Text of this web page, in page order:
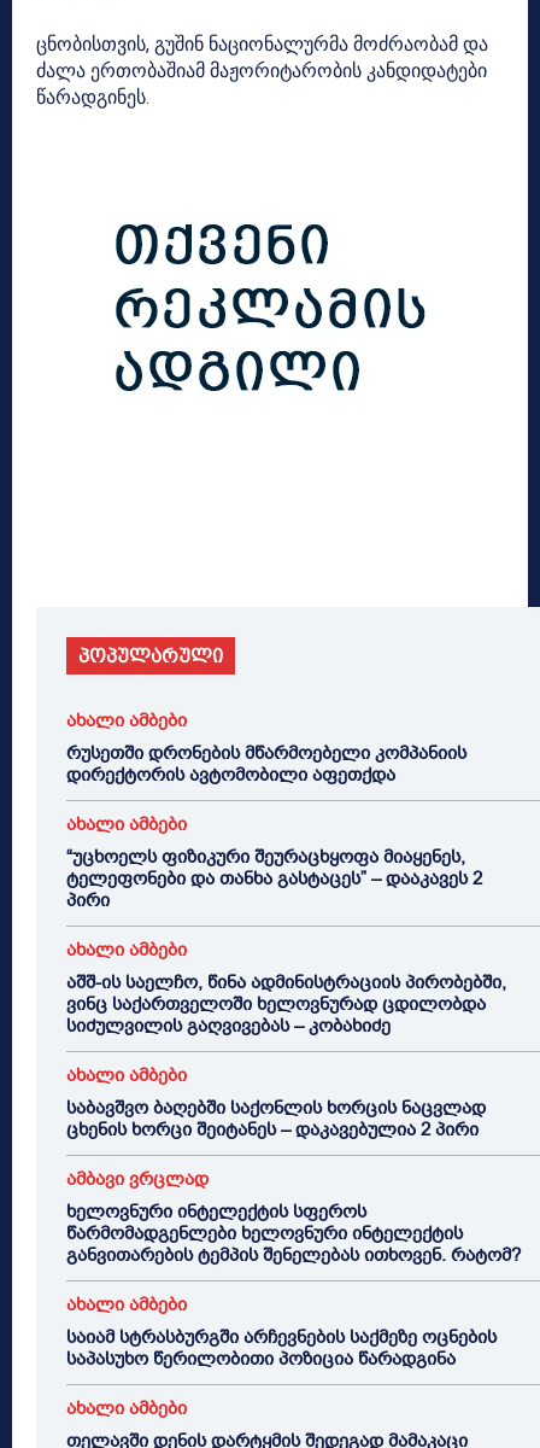
ცნობისთვის, გუშინ ნაციონალურმა მოძრაობამ და
ძალა ერთობაშიამ მაჟორიტარობის კანდიდატები
წარადგინეს.
პოპულარული
ახალი ამბები
რუსეთში დრონების მწარმოებელი კომპანიის
დირექტორის ავტომობილი აფეთქდა
ახალი ამბები
“უცხოელს ფიზიკური შეურაცხყოფა მიაყენეს,
ტელეფონები და თანხა გასტაცეს” – დააკავეს 2
პირი
ახალი ამბები
აშშ-ის საელჩო, წინა ადმინისტრაციის პირობებში,
ვინც საქართველოში ხელოვნურად ცდილობდა
სიძულვილის გაღვივებას – კობახიძე
ახალი ამბები
საბავშვო ბაღებში საქონლის ხორცის ნაცვლად
ცხენის ხორცი შეიტანეს – დაკავებულია 2 პირი
ამბავი ვრცლად
ხელოვნური ინტელექტის სფეროს
წარმომადგენლები ხელოვნური ინტელექტის
განვითარების ტემპის შენელებას ითხოვენ. რატომ?
ახალი ამბები
საიამ სტრასბურგში არჩევნების საქმეზე ოცნების
საპასუხო წერილობითი პოზიცია წარადგინა
ახალი ამბები
თელავში დენის დარტყმის შედეგად მამაკაცი